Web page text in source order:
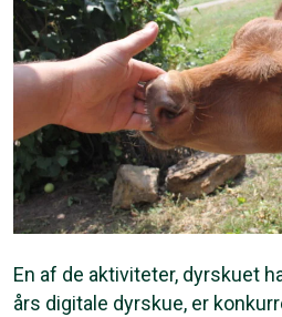
En af de aktiviteter, dyrskuet
års digitale dyrskue, er